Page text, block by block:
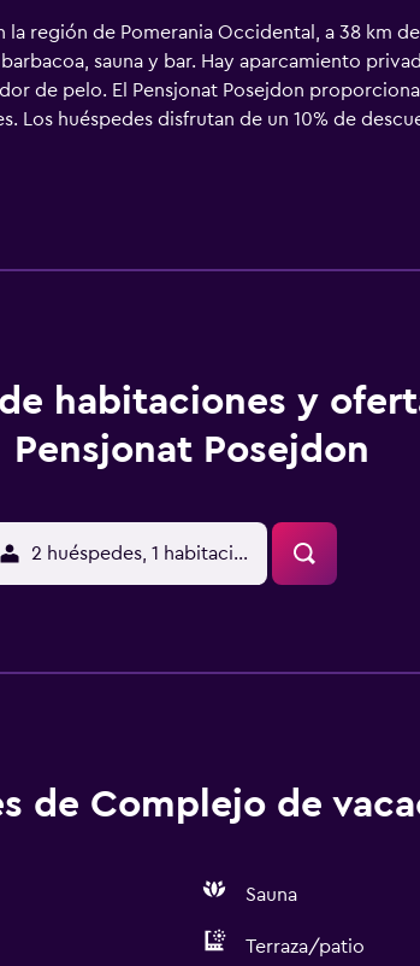
la región de Pomerania Occidental, a 38 km
sauna y bar. Hay aparcamiento
de pelo. El Pensjonat Posejdon
huéspedes disfrutan de un 10% de
de Dźwirzyno. El aeropuerto más cercano es
habitaciones y
Pensjonat Posejdon
2 huéspedes, 1 habitación
de Complejo de
Sauna
Terraza/patio